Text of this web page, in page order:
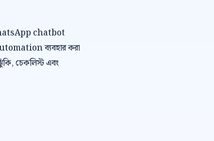
chatbot
ব্যবহার করা
চেকলিস্ট এবং